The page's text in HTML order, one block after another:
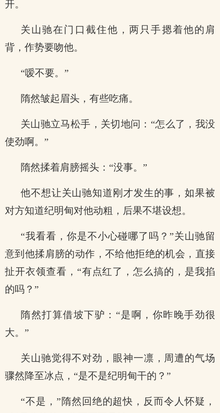
开。
关山驰在门口截住他，两只手摁着他的肩
背，作势要吻他。
“嗳不要。”
隋然皱起眉头，有些吃痛。
关山驰立马松手，关切地问：“怎么了，我没
使劲啊。”
隋然揉着肩膀摇头：“没事。”
他不想让关山驰知道刚才发生的事，如果被
对方知道纪明甸对他动粗，后果不堪设想。
“我看看，你是不小心碰哪了吗？”关山驰留
意到他揉肩膀的动作，不给他拒绝的机会，直接
扯开衣领查看，“有点红了，怎么搞的，是我掐
的吗？”
隋然打算借坡下驴：“是啊，你昨晚手劲很
大。”
关山驰觉得不对劲，眼神一凛，周遭的气场
骤然降至冰点，“是不是纪明甸干的？”
“不是，”隋然回绝的超快，反而令人怀疑，